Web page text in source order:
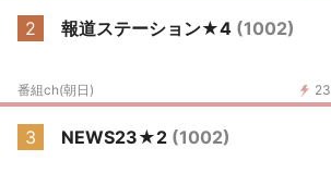
2 報道ステーション★4 (1002)
番組ch(朝日)
3 NEWS23★2 (1002)